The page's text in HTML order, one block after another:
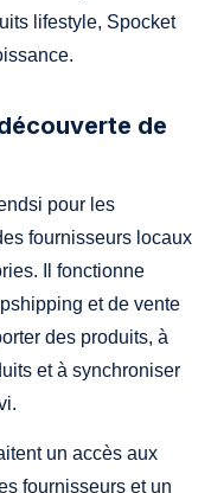
lifestyle, Spocket
de
pour les
fournisseurs locaux
Il fonctionne
et de vente
des produits, à
et à synchroniser
un accès aux
fournisseurs et un